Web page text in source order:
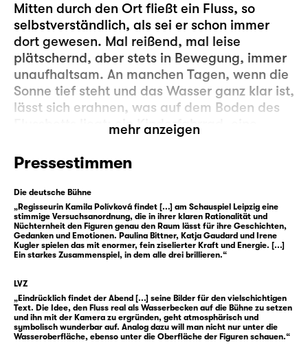
Mitten durch den Ort fließt ein Fluss, so
selbstverständlich, als sei er schon immer
dort gewesen. Mal reißend, mal leise
plätschernd, aber stets in Bewegung, immer
unaufhaltsam. An manchen Tagen, wenn die
Sonne tief steht und das Wasser ganz klar ist,
lässt sich erahnen, was auf dem Boden des
Flussbetts liegt: ein Kinderfahrrad, eine
Halskette, ein rotes Kleid — Überreste einer
Vergangenheit, die fast vergessen, aber nie
wirklich überwunden ist.
Davon erzählt die „Staubfrau“. Sie ist ein
Chor, eine Stimme, die verschiedene
Generationen vereint, aber deren
Uneinigkeiten nicht auszulöschen versucht.
beste Freundin als junges Mädchen Opfer
eines Femizids wurde. Eine Mutter, die lernen
musste, Beleidigungen und Demütigungen
still zu ertragen. Eine Tochter, die in ihrer
mehr anzeigen
Pressestimmen
Die deutsche Bühne
„Regisseurin Kamila Polívková findet [...] am Schauspiel Leipzig eine
stimmige Versuchsanordnung, die in ihrer klaren Rationalität und
Nüchternheit den Figuren genau den Raum lässt für ihre Geschichten,
Gedanken und Emotionen. Paulina Bittner, Katja Gaudard und Irene
Kugler spielen das mit enormer, fein ziselierter Kraft und Energie. [...]
Ein starkes Zusammenspiel, in dem alle drei brillieren.“
LVZ
„Eindrücklich findet der Abend [...] seine Bilder für den vielschichtigen
Text. Die Idee, den Fluss real als Wasserbecken auf die Bühne zu setzen
und ihn mit der Kamera zu ergründen, geht atmosphärisch und
symbolisch wunderbar auf. Analog dazu will man nicht nur unter die
Wasseroberfläche, ebenso unter die Oberfläche der Figuren schauen.“